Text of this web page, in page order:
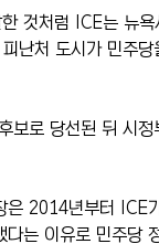
것처럼 ICE는 뉴욕
난처 도시가 민주
보로 당선된 뒤 시
은 2014년부터 ICE
는 이유로 민주당